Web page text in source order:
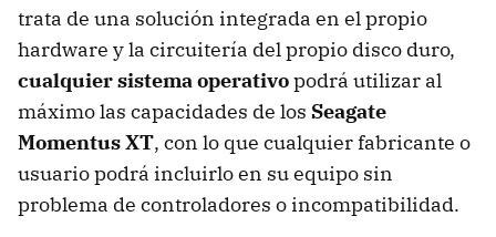
trata de una solución integrada en el propio
hardware y la circuitería del propio disco duro,
cualquier sistema operativopodrá utilizar al
máximo las capacidades de los Seagate
Momentus XT, con lo que cualquier fabricante o
usuario podrá incluirlo en su equipo sin
problema de controladores o incompatibilidad.